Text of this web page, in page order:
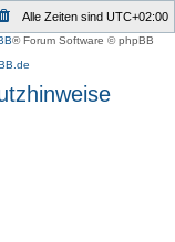
Alle Zeiten sind UTC+02:00
® Forum Software © phpBB